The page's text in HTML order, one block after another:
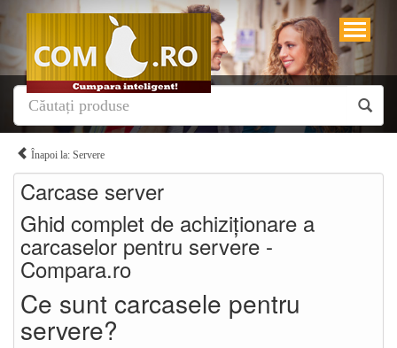
Înapoi la: Servere
Carcase server
Ghid complet de achiziționare a
carcaselor pentru servere -
Compara.ro
Ce sunt carcasele pentru
servere?